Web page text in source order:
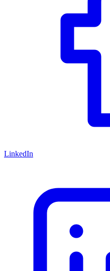
LinkedIn